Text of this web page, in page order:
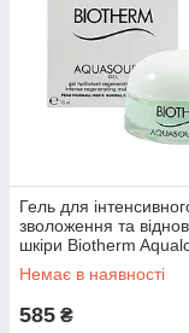
Гель для
зволоження та
шкіри Biotherm
Gel мініатюра 15ml
(3614272021402)
Немає в наявності
585 ₴